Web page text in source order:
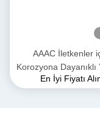
AAAC İletkenler
Korozyona Dayanıklı
Sahip 28mm
En İyi Fiyatı